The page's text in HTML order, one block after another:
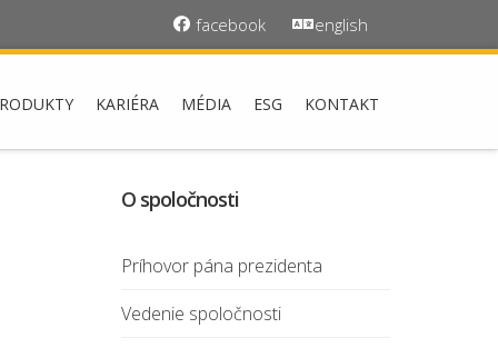
facebook english
KARIÉRA MÉDIA ESG KONTAKT
O spoločnosti
Príhovor pána prezidenta
Vedenie spoločnosti